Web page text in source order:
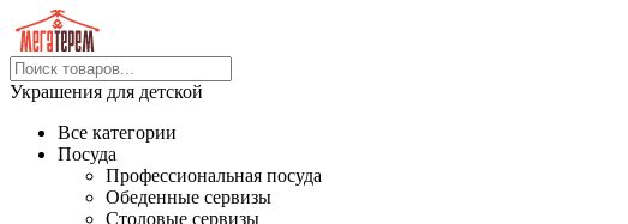
Украшения для детской
Все категории
Посуда
Профессиональная посуда
Обеденные сервизы
Столовые сервизы